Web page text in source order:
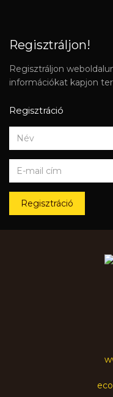
Regisztráljon!
Regisztráljon
információkat kapjon
Regisztráció
Regisztráció